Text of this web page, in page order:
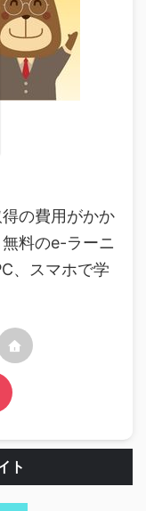
の費用がかか
料のe-ラーニ
、スマホで学
ト